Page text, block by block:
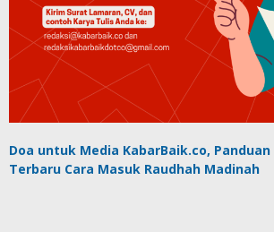
Doa untuk Media KabarBaik.co, Panduan
Terbaru Cara Masuk Raudhah Madinah